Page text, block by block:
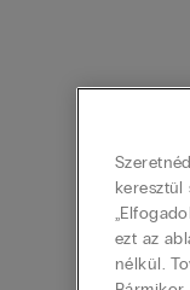
keresztül
ezt az
nélkül.